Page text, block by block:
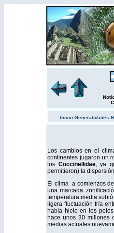
Inicio Generalidades
Los cambios en el
continentes jugaron un
los Coccinellidae, ya
permitieron) la
El clima a comienzos
una marcada
temperatura media
ligera fluctuación fría
había hielo en los
hace unos 30 millones
medias actuales